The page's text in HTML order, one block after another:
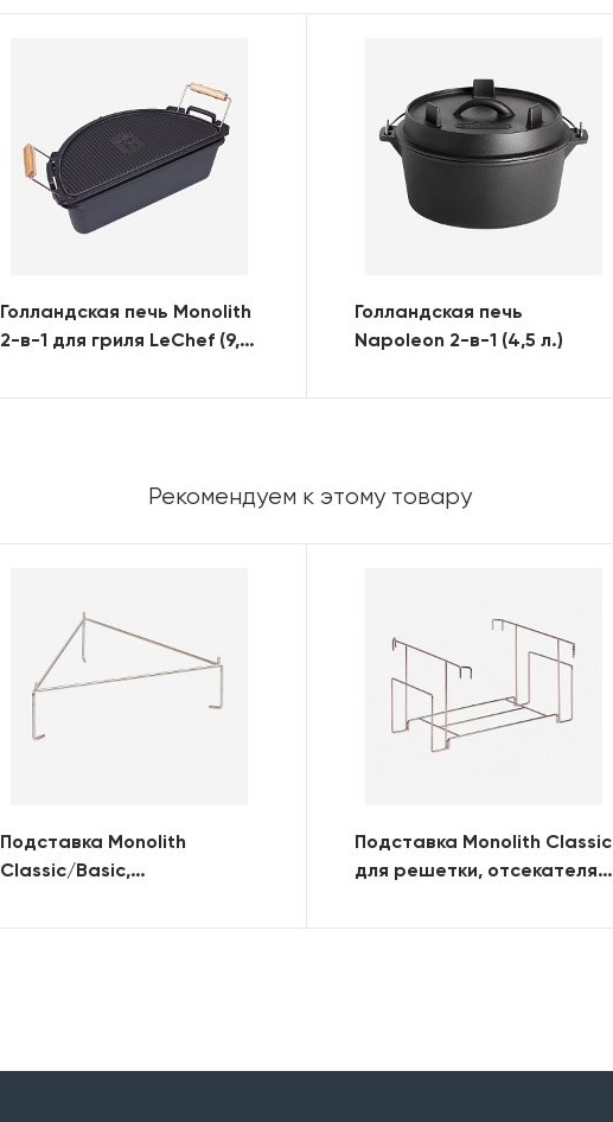
Голландская печь Monolith
2-в-1 для гриля LeChef (9,5
Голландская печь
Napoleon 2-в-1 (4,5 л.)
Рекомендуем к этому товару
Подставка Monolith
Classic/Basic,
Подставка Monolith Classic
для решетки, отсекателя